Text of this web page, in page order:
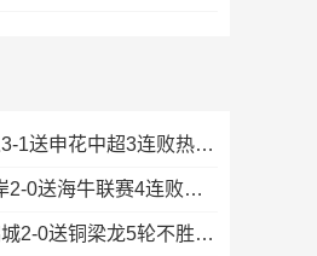
近3轮首胜！铁人3-1送申花中超3连败热菲尼奥双响邦本宜裕传射
笑傲德比！西海岸2-0送海牛联赛4连败海牛仍垫底西海岸升至第二
终结2连败！新鹏城2-0送铜梁龙5轮不胜37岁姜至鹏破门韦斯利建功